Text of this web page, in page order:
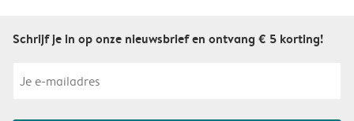
Schrijf je in op onze nieuwsbrief en ontvang € 5 korting!